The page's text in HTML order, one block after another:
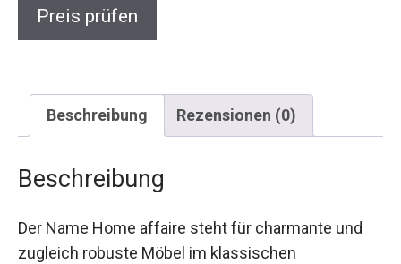
Preis prüfen
Beschreibung Rezensionen (0)
Beschreibung
Der Name Home affaire steht für charmante und
zugleich robuste Möbel im klassischen